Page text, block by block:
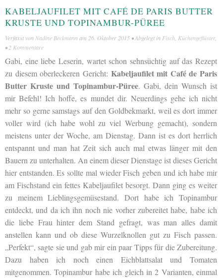
KABELJAUFILET MIT CAFÉ DE PARIS BUTTER
KRUSTE UND TOPINAMBUR-PÜREE
Verfasst von Nadine Beckmann am 26. Oktober 2015 • Abgelegt in Fisch, Küchengeflüster,
•2 Kommentare
Gabi, eine liebe Leserin, wartet schon sehnsüchtig auf das Rezept
zu diesem oberleckeren Gericht: Kabeljaufilet mit Café de Paris
Butter Kruste und Topinambur-Püree. Gabi, dein Wunsch ist
mir Befehl! Ich hoffe, es mundet dir. Neuerdings gehe ich nicht
mehr so gerne samstags auf den Goldbekmarkt, weil es dort immer
voller wird (ich habe wohl zu viel Werbung gemacht), sondern
meistens unter der Woche, am Dienstag. Dann ist es dort herrlich
entspannt und man hat Zeit sich auch mal etwas länger mit den
Bauern zu unterhalten. An einem dieser Dienstage ist dieses Gericht
hier entstanden. Es sollte mal wieder Fisch geben und ich habe mir
am Fischstand ein fettes Kabeljaufilet besorgt. Dann ging es weiter
zu meinem Lieblingsgemüsestand. Dort habe ich Topinambur
entdeckt, und da ich ihn noch nie vorher zubereitet habe, habe ich
die liebe Frau hinter dem Stand gefragt, was man alles damit
anstellen kann und ob diese Wurzelknollen gut zu Fisch passen.
„Perfekt“, sagte sie und gab mir ein paar Tipps für die Zubereitung.
Dazu haben ich noch einen Eichblattsalat und Tomaten
mitgenommen. Topinambur habe ich gleich in 2 Varianten, einmal